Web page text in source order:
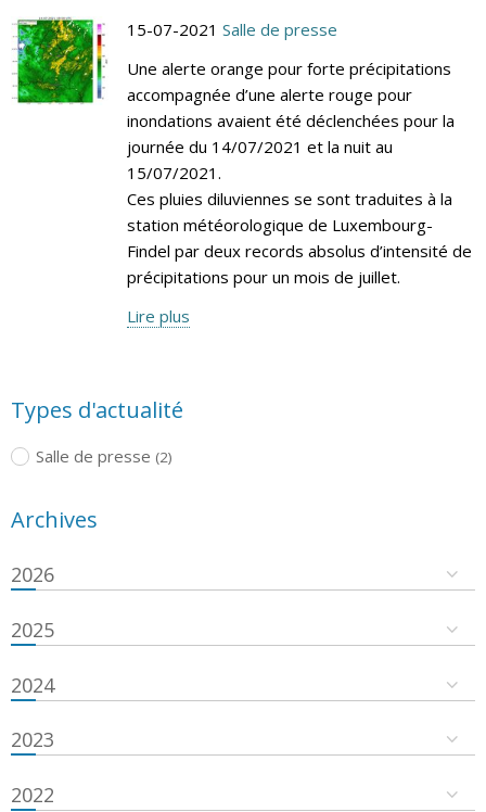
15-07-2021 Salle de presse
Une alerte orange pour forte précipitations
accompagnée d’une alerte rouge pour
inondations avaient été déclenchées pour la
journée du 14/07/2021 et la nuit au
15/07/2021.
Ces pluies diluviennes se sont traduites à la
station météorologique de Luxembourg-
Findel par deux records absolus d’intensité de
précipitations pour un mois de juillet.
Lire plus
Types d'actualité
Salle de presse (2)
Archives
2026
2025
2024
2023
2022